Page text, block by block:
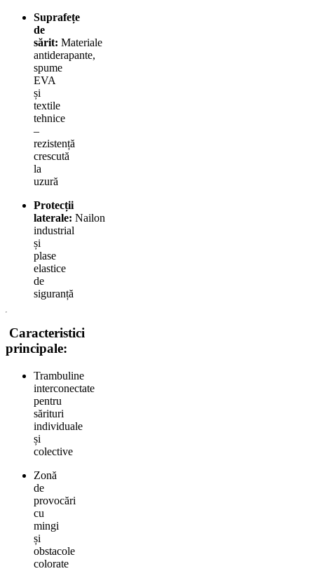
Suprafețe
de
sărit: Materiale
antiderapante,
spume
EVA
și
textile
tehnice
–
rezistență
crescută
la
uzură
Protecții
laterale: Nailon
industrial
și
plase
elastice
de
siguranță
Caracteristici
principale:
Trambuline
interconectate
pentru
sărituri
individuale
și
colective
Zonă
de
provocări
cu
mingi
și
obstacole
colorate